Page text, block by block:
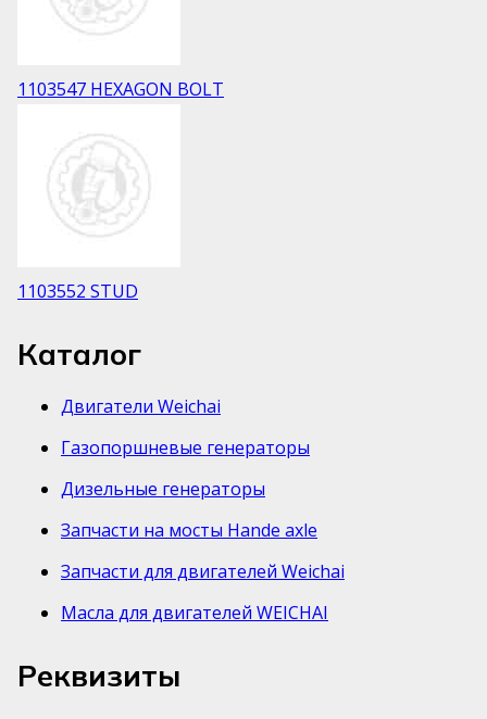
1103547 HEXAGON BOLT
1103552 STUD
Каталог
Двигатели Weichai
Газопоршневые генераторы
Дизельные генераторы
Запчасти на мосты Hande axle
Запчасти для двигателей Weichai
Масла для двигателей WEICHAI
Реквизиты